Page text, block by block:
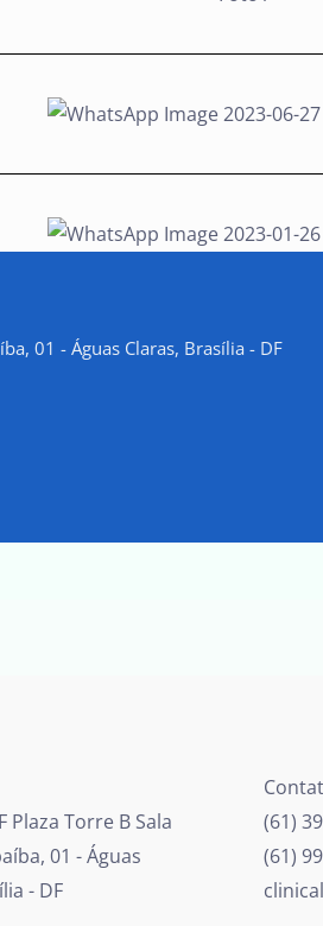
01 - Águas Claras, Brasília - DF
Plaza Torre B Sala
01 - Águas
- DF
(61)
(61)